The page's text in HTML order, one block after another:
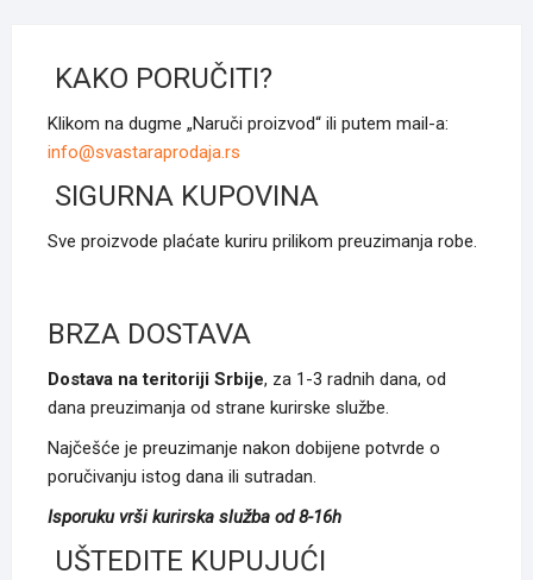
KAKO PORUČITI?
Klikom na dugme „Naruči proizvod“ ili putem mail-a:
info@svastaraprodaja.rs
SIGURNA KUPOVINA
Sve proizvode plaćate kuriru prilikom preuzimanja robe.
BRZA DOSTAVA
Dostava na teritoriji Srbije, za 1-3 radnih dana, od
dana preuzimanja od strane kurirske službe.
Najčešće je preuzimanje nakon dobijene potvrde o
poručivanju istog dana ili sutradan.
Isporuku vrši kurirska služba od 8-16h
UŠTEDITE KUPUJUĆI